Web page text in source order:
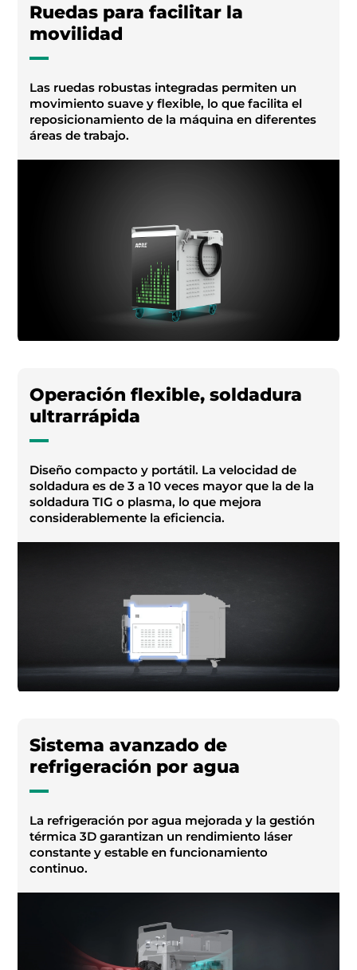
Ruedas para facilitar la
movilidad
Las ruedas robustas integradas permiten un
movimiento suave y flexible, lo que facilita el
reposicionamiento de la máquina en diferentes
áreas de trabajo.
Operación flexible, soldadura
ultrarrápida
Diseño compacto y portátil. La velocidad de
soldadura es de 3 a 10 veces mayor que la de la
soldadura TIG o plasma, lo que mejora
considerablemente la eficiencia.
Sistema avanzado de
refrigeración por agua
La refrigeración por agua mejorada y la gestión
térmica 3D garantizan un rendimiento láser
constante y estable en funcionamiento
continuo.